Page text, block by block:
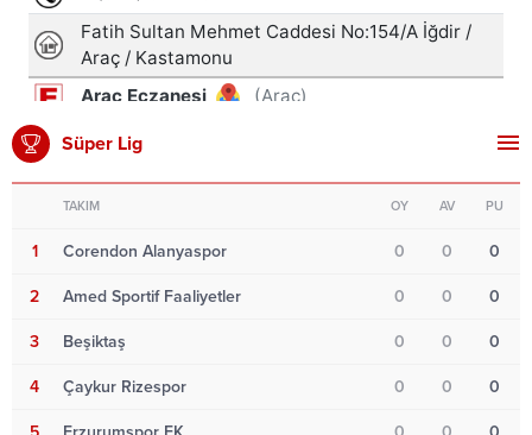
Süper Lig
TAKIM OY AV PU
1 Corendon Alanyaspor 0 0 0
2 Amed Sportif Faaliyetler 0 0 0
3 Beşiktaş 0 0 0
4 Çaykur Rizespor 0 0 0